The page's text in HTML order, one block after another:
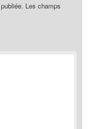
Les champs